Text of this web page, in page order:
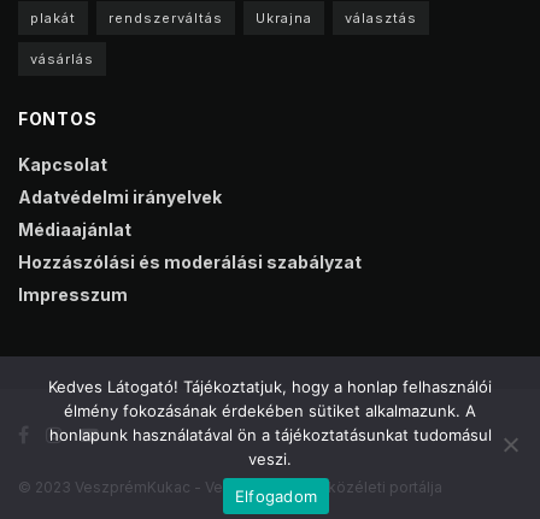
plakát rendszerváltás Ukrajna választás
vásárlás
FONTOS
Kapcsolat
Adatvédelmi irányelvek
Médiaajánlat
Hozzászólási és moderálási szabályzat
Impresszum
© 2023 VeszprémKukac - Veszprém online közéleti portálja
Kedves Látogató! Tájékoztatjuk, hogy a honlap felhasználói
élmény fokozásának érdekében sütiket alkalmazunk. A
honlapunk használatával ön a tájékoztatásunkat tudomásul
veszi.
Elfogadom